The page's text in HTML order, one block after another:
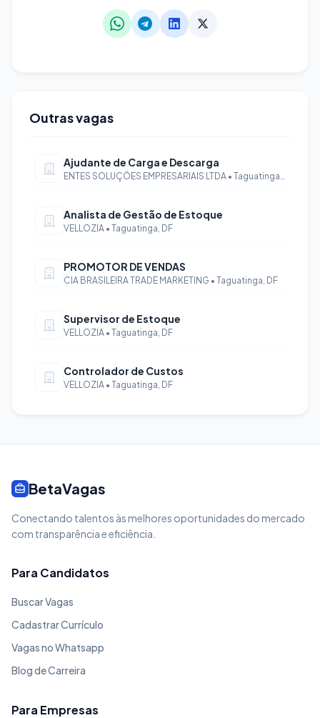
Outras vagas
Ajudante de Carga e Descarga
ENTES SOLUÇÕES EMPRESARIAIS LTDA • Taguatinga, DF
Analista de Gestão de Estoque
VELLOZIA • Taguatinga, DF
PROMOTOR DE VENDAS
CIA BRASILEIRA TRADE MARKETING • Taguatinga, DF
Supervisor de Estoque
VELLOZIA • Taguatinga, DF
Controlador de Custos
VELLOZIA • Taguatinga, DF
BetaVagas
Conectando talentos às melhores oportunidades do mercado
com transparência e eficiência.
Para Candidatos
Buscar Vagas
Cadastrar Currículo
Vagas no Whatsapp
Blog de Carreira
Para Empresas